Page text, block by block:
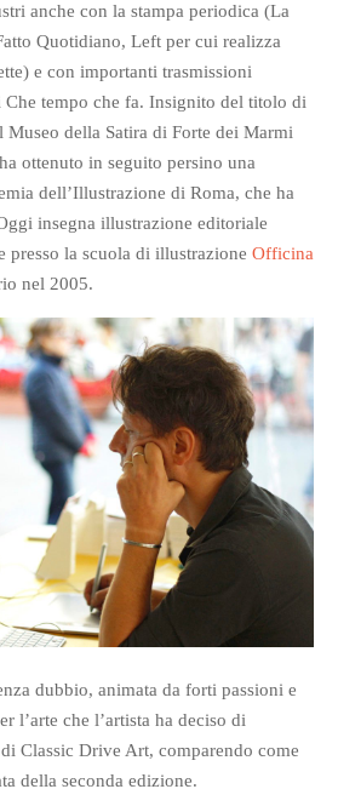
anche con la stampa periodica (La
Quotidiano, Left per cui realizza
e con importanti trasmissioni
tempo che fa. Insignito del titolo di
della Satira di Forte dei Marmi
ottenuto in seguito persino una
dell’Illustrazione di Roma, che ha
insegna illustrazione editoriale
presso la scuola di illustrazione Officina
nel 2005.
dubbio, animata da forti passioni e
l’arte che l’artista ha deciso di
Classic Drive Art, comparendo come
della seconda edizione.